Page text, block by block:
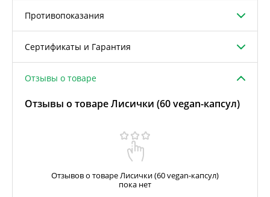
Противопоказания
Сертификаты и Гарантия
Отзывы о товаре
Отзывы о товаре Лисички (60 vegan-капсул)
Отзывов о товаре Лисички (60 vegan-капсул)
пока нет